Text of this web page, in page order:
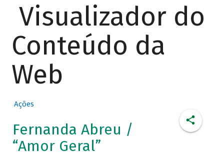
Visualizador do
Conteúdo da
Web
Ações
Fernanda Abreu /
“Amor Geral”